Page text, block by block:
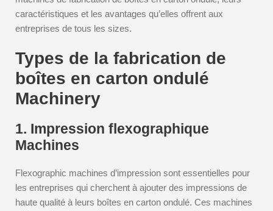
caractéristiques et les avantages qu’elles offrent aux
entreprises de tous les sizes.
Types de la fabrication de
boîtes en carton ondulé
Machinery
1. Impression flexographique
Machines
Flexographic machines d’impression sont essentielles pour
les entreprises qui cherchent à ajouter des impressions de
haute qualité à leurs boîtes en carton ondulé. Ces machines